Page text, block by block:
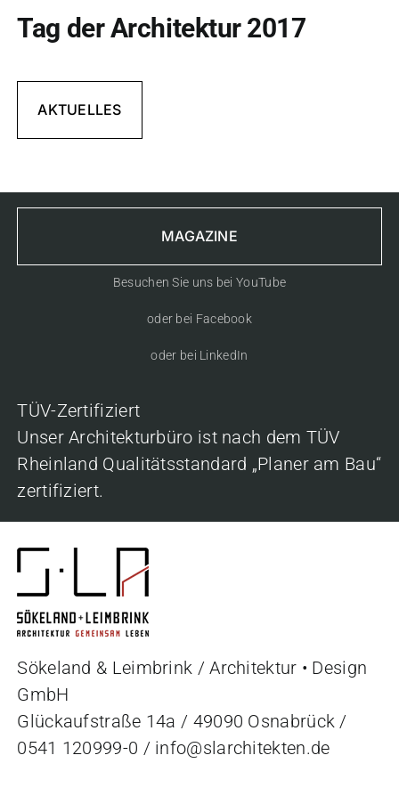
Tag der Architektur 2017
AKTUELLES
MAGAZINE
Besuchen Sie uns bei YouTube
oder bei Facebook
oder bei LinkedIn
TÜV-Zertifiziert
Unser Architekturbüro ist nach dem TÜV
Rheinland Qualitätsstandard „Planer am Bau“
zertifiziert.
Sökeland & Leimbrink / Architektur • Design
GmbH
Glückaufstraße 14a / 49090 Osnabrück /
0541 120999-0 / info@slarchitekten.de